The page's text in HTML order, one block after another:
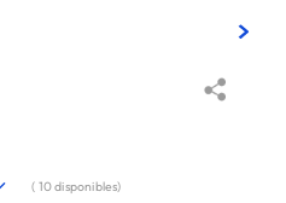
( 10disponibles)